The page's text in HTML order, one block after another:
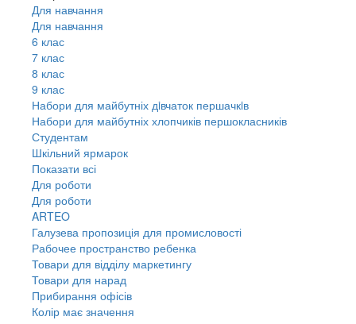
Для навчання
Для навчання
6 клас
7 клас
8 клас
9 клас
Набори для майбутніх дiвчаток першачкiв
Набори для майбутніх хлопчиків першокласників
Студентам
Шкільний ярмарок
Показати всі
Для роботи
Для роботи
ARTEO
Галузева пропозиція для промисловості
Рабочее пространство ребенка
Товари для відділу маркетингу
Товари для нарад
Прибирання офісів
Колір має значення